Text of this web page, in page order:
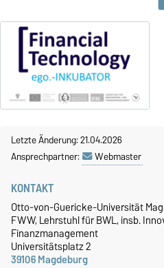
Letzte Änderung: 21.04.2026
Ansprechpartner:
Webmaster
KONTAKT
Otto-von-Guericke-Universität
FWW, Lehrstuhl für BWL, insb.
Finanzmanagement
Universitätsplatz 2
39106 Magdeburg